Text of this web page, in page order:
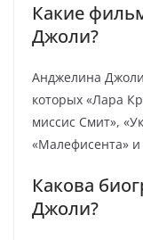
Какие
Джоли?
Анджелина
которых «Лара
миссис Смит»,
«Малефисента» и
Какова
Джоли?